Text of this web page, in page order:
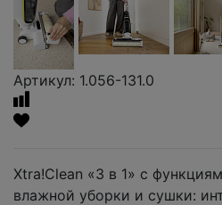
Артикул: 1.056-131.0
Xtra!Clean «3 в 1» с
влажной уборки и сушки: